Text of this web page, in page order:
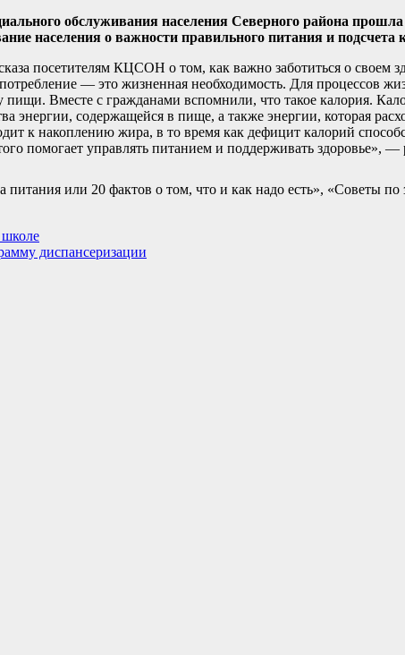
обслуживания населения Северного района прошла
населения о важности правильного питания и подсчета
посетителям КЦСОН о том, как важно заботиться о своем
— это жизненная необходимость. Для процессов
пищи. Вместе с гражданами вспомнили, что такое калория.
энергии, содержащейся в пище, а также энергии, которая
к накоплению жира, в то время как дефицит калорий
помогает управлять питанием и поддерживать здоровье»,
или 20 фактов о том, что и как надо есть», «Советы
школе
диспансеризации